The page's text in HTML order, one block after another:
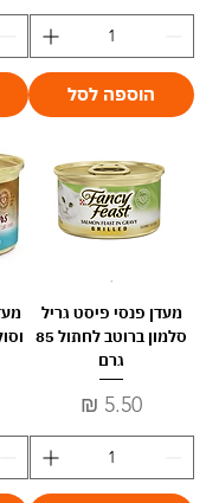
הוספה לסל
מעדן פנסי פיסט גריל
סלמון ברוטב לחתול 85
גרם
מחיר